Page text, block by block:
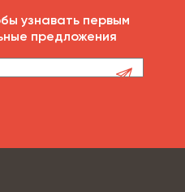
узнавать первым
предложения